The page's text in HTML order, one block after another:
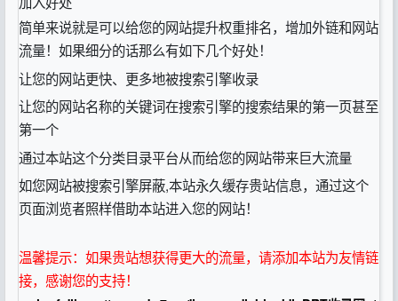
简单来说就是可以给您的网站提升权重排名，增加外链和网站
流量！如果细分的话那么有如下几个好处！
让您的网站更快、更多地被搜索引擎收录
让您的网站名称的关键词在搜索引擎的搜索结果的第一页甚至
第一个
通过本站这个分类目录平台从而给您的网站带来巨大流量
如您网站被搜索引擎屏蔽,本站永久缓存贵站信息，通过这个
页面浏览者照样借助本站进入您的网站！
温馨提示：如果贵站想获得更大的流量，请添加本站为友情链
接，感谢您的支持！